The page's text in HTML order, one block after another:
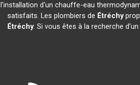
l'installation d'un chauffe-eau
satisfaits. Les plombiers de Étréchy
Étréchy. Si vous êtes à la recherche